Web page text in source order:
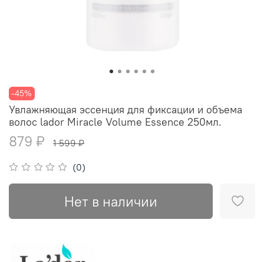
-45%
(0)
Увлажняющая эссенция для фиксации и объема
волос lador Miracle Volume Essence 250мл.
879 ₽ 1 599 ₽
Нет в наличии